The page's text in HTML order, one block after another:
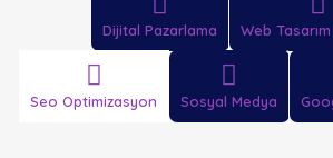
Dijital Pazarlama Web Tasarım
Seo Optimizasyon Sosyal Medya